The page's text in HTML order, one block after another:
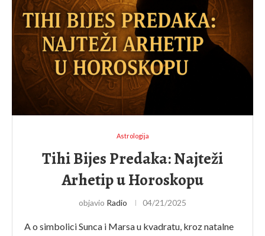
Astrologija
Tihi Bijes Predaka: Najteži
Arhetip u Horoskopu
objavio Radio 04/21/2025
A o simbolici Sunca i Marsa u kvadratu, kroz natalne